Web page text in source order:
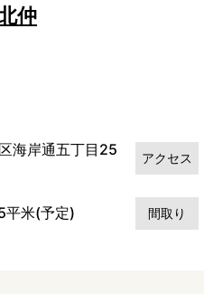
仲
海岸通五丁目25
アクセス
米(予定) 間取り